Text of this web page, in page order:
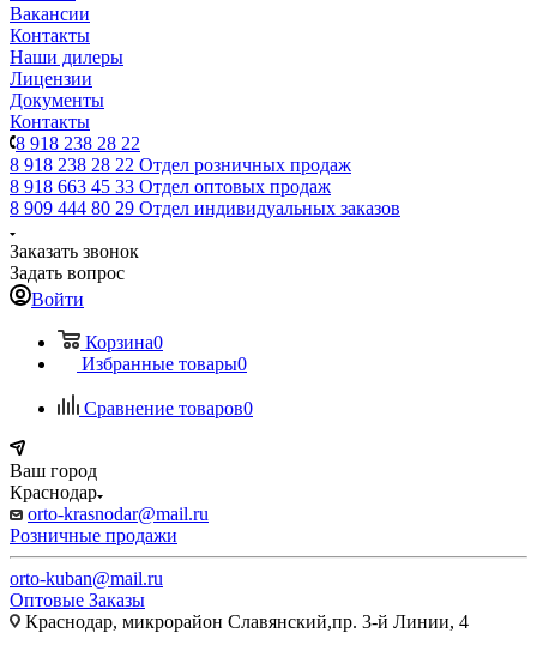
Вакансии
Контакты
Наши дилеры
Лицензии
Документы
Контакты
8 918 238 28 22
8 918 238 28 22 Отдел розничных продаж
8 918 663 45 33 Отдел оптовых продаж
8 909 444 80 29 Отдел индивидуальных заказов
Заказать звонок
Задать вопрос
Войти
Корзина0
Избранные товары0
Сравнение товаров0
Ваш город
Краснодар
orto-krasnodar@mail.ru
Розничные продажи
orto-kuban@mail.ru
Оптовые Заказы
Краснодар, микрорайон Славянский,пр. 3-й Линии, 4